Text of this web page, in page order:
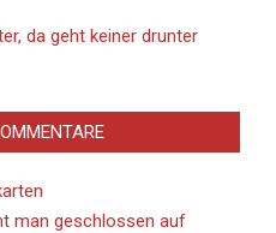
da geht keiner drunter
man geschlossen auf